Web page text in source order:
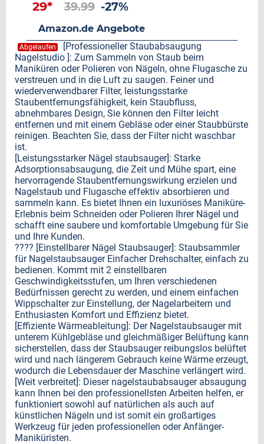
29* 39.99 -27%
Amazon.de Angebote
Abgelaufen
[Professioneller Staubabsaugung
Nagelstudio ]: Zum Sammeln von Staub beim
Maniküren oder Polieren von Nägeln, ohne Flugasche zu
verstreuen und in die Luft zu saugen. Feiner und
wiederverwendbarer Filter, leistungsstarke
Staubentfernungsfähigkeit, kein Staubfluss,
abnehmbares Design, Sie können den Filter leicht
entfernen und mit einem Gebläse oder einer Staubbürste
reinigen. Beachten Sie, dass der Filter nicht waschbar
ist.
[Leistungsstarker Nägel staubsauger]: Starke
Adsorptionsabsaugung, die Zeit und Mühe spart, eine
hervorragende Staubentfernungswirkung erzielen und
Nagelstaub und Flugasche effektiv absorbieren und
sammeln kann. Es bietet Ihnen ein luxuriöses Maniküre-
Erlebnis beim Schneiden oder Polieren Ihrer Nägel und
schafft eine saubere und komfortable Umgebung für Sie
und Ihre Kunden.
???? [Einstellbarer Nägel Staubsauger]: Staubsammler
für Nagelstaubsauger Einfacher Drehschalter, einfach zu
bedienen. Kommt mit 2 einstellbaren
Geschwindigkeitsstufen, um Ihren verschiedenen
Bedürfnissen gerecht zu werden, und einem einfachen
Wippschalter zur Einstellung, der Nagelarbeitern und
Enthusiasten Komfort und Effizienz bietet.
[Effiziente Wärmeableitung]: Der Nagelstaubsauger mit
unterem Kühlgebläse und gleichmäßiger Belüftung kann
sicherstellen, dass der Staubsauger reibungslos belüftet
wird und nach längerem Gebrauch keine Wärme erzeugt,
wodurch die Lebensdauer der Maschine verlängert wird.
[Weit verbreitet]: Dieser nagelstaubabsauger absaugung
kann Ihnen bei den professionellsten Arbeiten helfen, er
funktioniert sowohl auf natürlichen als auch auf
künstlichen Nägeln und ist somit ein großartiges
Werkzeug für jeden professionellen oder Anfänger-
Maniküristen.